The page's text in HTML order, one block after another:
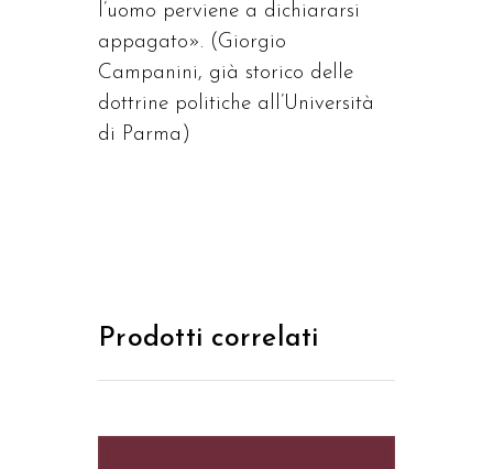
l’uomo perviene a dichiararsi
appagato». (Giorgio
Campanini, già storico delle
dottrine politiche all’Università
di Parma)
Prodotti correlati